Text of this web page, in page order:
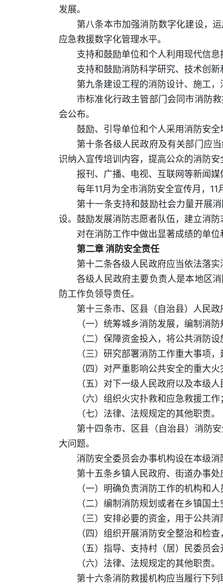
发展。
第八条本市加强消防数字化建设，
应急救援数字化管理水平。
支持和鼓励单位和个人利用现代信
支持和鼓励消防科学研究、技术创
第九条建设工程的消防设计、施工
市标准化行政主管部门会同市消防
会公布。
鼓励、引导单位和个人采用消防安全
第十条各级人民政府及有关部门应
识纳入宣传培训内容，提高公众的消防
报刊、广播、电视、互联网等新闻
每年11月为全市消防安全宣传月，11
第十一条支持和鼓励社会力量开展
设。鼓励发展消防志愿者队伍，建立消
对在消防工作中做出显著成绩的单
第二章 消防安全责任
第十二条各级人民政府应当依法落
各级人民政府主要负责人是本地区
防工作负领导责任。
第十三条市、区县（自治县）人民
（一）统筹城乡消防发展，编制消
（二）保障资金投入，将公共消防
（三）研究部署消防工作重大事项
（四）对严重影响公共安全的重大
（五）对下一级人民政府以及本级
（六）组织火灾扑救和应急救援工作
（七）法律、法规规定的其他职责。
第十四条市、区县（自治县）消防
大问题。
消防安全委员会办事机构设在本级
第十五条乡镇人民政府、街道办事
（一）明确负责消防工作的机构和
（二）编制消防规划或者在乡镇国
（三）安排必要的资金，用于公共
（四）组织开展消防安全整治和检
（五）指导、支持村（居）民委员
（六）法律、法规规定的其他职责。
第十六条消防救援机构应当履行下列